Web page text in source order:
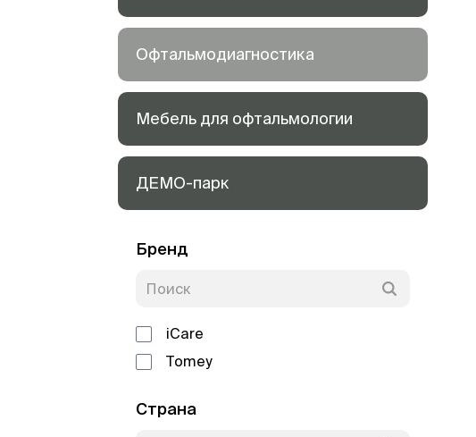
Офтальмодиагностика
Мебель для офтальмологии
ДЕМО-парк
Бренд
iCare
Tomey
Страна